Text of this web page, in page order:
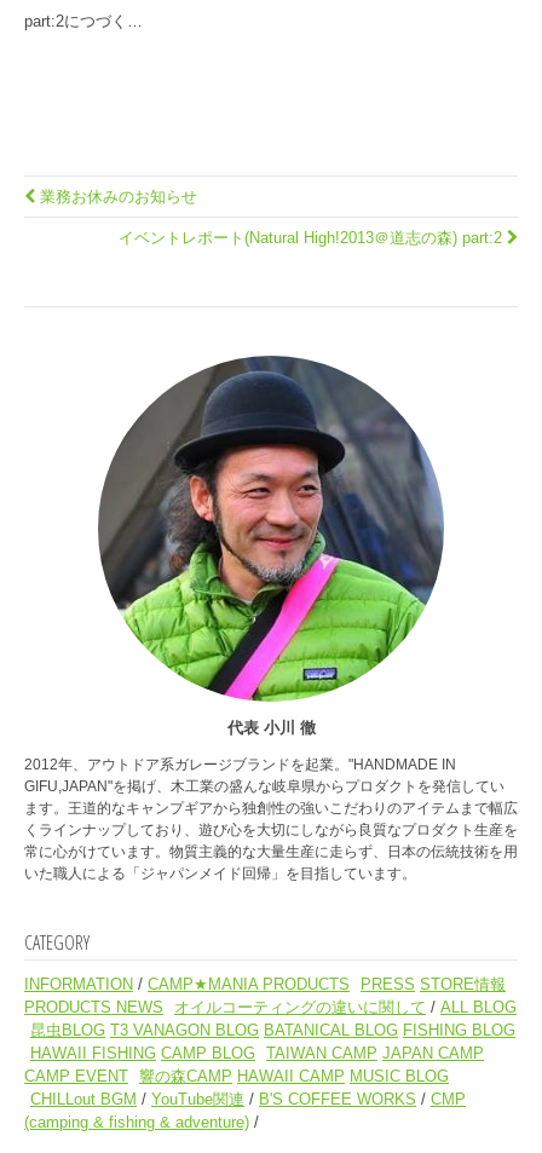
part:2につづく…
業務お休みのお知らせ
イベントレポート(Natural High!2013＠道志の森) part:2
代表 小川 徹
2012年、アウトドア系ガレージブランドを起業。"HANDMADE IN
GIFU,JAPAN"を掲げ、木工業の盛んな岐阜県からプロダクトを発信してい
ます。王道的なキャンプギアから独創性の強いこだわりのアイテムまで幅広
くラインナップしており、遊び心を大切にしながら良質なプロダクト生産を
常に心がけています。物質主義的な大量生産に走らず、日本の伝統技術を用
いた職人による「ジャパンメイド回帰」を目指しています。
CATEGORY
INFORMATION CAMP★MANIA PRODUCTS PRESS STORE情報
PRODUCTS NEWS
オイルコーティングの違いに関して
ALL BLOG
昆虫BLOG T3 VANAGON BLOG BATANICAL BLOG FISHING BLOG
HAWAII FISHING CAMP BLOG TAIWAN CAMP JAPAN CAMP
CAMP EVENT 響の森CAMP HAWAII CAMP MUSIC BLOG
CHILLout BGM
YouTube関連 B'S COFFEE WORKS
CMP
(camping & fishing & adventure)